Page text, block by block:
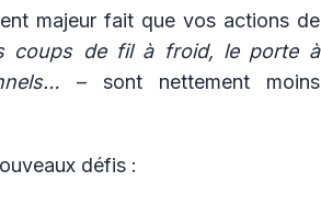
majeur fait que vos actions de
coups de fil à froid, le porte à
– sont nettement moins
défis :